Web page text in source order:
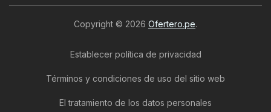
Folleto de Leonisa
Copyright © 2026 Ofertero.pe.
Establecer política de privacidad
Términos y condiciones de uso del sitio web
El tratamiento de los datos personales